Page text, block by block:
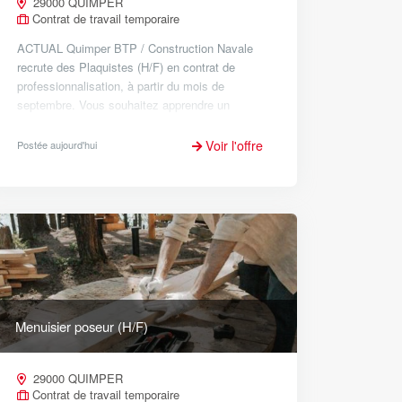
Contrat de travail temporaire
ACTUAL Quimper BTP / Construction Navale
recrute des Plaquistes (H/F) en contrat de
professionnalisation, à partir du mois de
septembre. Vous souhaitez apprendre un
Rejoignez une formation en alternance...
Postée aujourd'hui Voir l'offre
Menuisier poseur (H/F)
29000 QUIMPER
Contrat de travail temporaire